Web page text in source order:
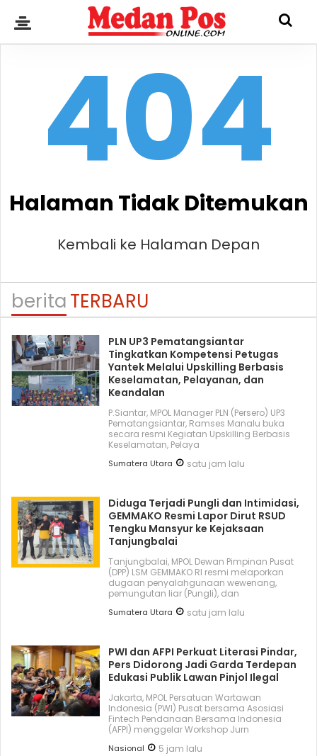
404
Halaman Tidak Ditemukan
Kembali ke Halaman Depan
beritaTERBARU
PLN UP3 Pematangsiantar
Tingkatkan Kompetensi Petugas
Yantek Melalui Upskilling Berbasis
Keselamatan, Pelayanan, dan
Keandalan
P.Siantar, MPOL Manager PLN (Persero) UP3
Pematangsiantar, Ramses Manalu buka
secara resmi Kegiatan Upskilling Berbasis
Keselamatan, Pelaya
Sumatera Utara satu jam lalu
Diduga Terjadi Pungli dan Intimidasi,
GEMMAKO Resmi Lapor Dirut RSUD
Tengku Mansyur ke Kejaksaan
Tanjungbalai
Tanjungbalai, MPOL Dewan Pimpinan Pusat
(DPP) LSM GEMMAKO RI resmi melaporkan
dugaan penyalahgunaan wewenang,
pemungutan liar (Pungli), dan
Sumatera Utara satu jam lalu
PWI dan AFPI Perkuat Literasi Pindar,
Pers Didorong Jadi Garda Terdepan
Edukasi Publik Lawan Pinjol Ilegal
Jakarta, MPOL Persatuan Wartawan
Indonesia (PWI) Pusat bersama Asosiasi
Fintech Pendanaan Bersama Indonesia
(AFPI) menggelar Workshop Jurn
Nasional 5 jam lalu